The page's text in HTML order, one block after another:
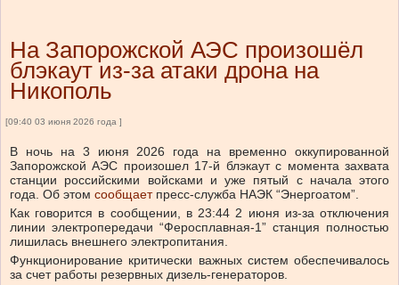
На Запорожской АЭС произошёл
блэкаут из-за атаки дрона на
Никополь
[09:40 03 июня 2026 года ]
В ночь на 3 июня 2026 года на временно оккупированной
Запорожской АЭС произошел 17-й блэкаут с момента захвата
станции российскими войсками и уже пятый с начала этого
года. Об этом сообщает пресс-служба НАЭК “Энергоатом”.
Как говорится в сообщении, в 23:44 2 июня из-за отключения
линии электропередачи “Феросплавная-1” станция полностью
лишилась внешнего электропитания.
Функционирование критически важных систем обеспечивалось
за счет работы резервных дизель-генераторов.